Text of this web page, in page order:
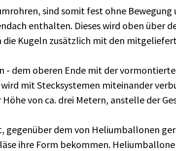
sind so­mit fest ohne
ent­hal­ten. Die­ses wird oben
Ku­geln zu­sätz­lich mit den
- dem obe­ren Ende mit der
mit Steck­sys­te­men mit­ein­an­der
von ca. drei Me­tern, an­stel­le der
dem von He­li­um­bal­lo­nen
ihre Form be­kom­men.